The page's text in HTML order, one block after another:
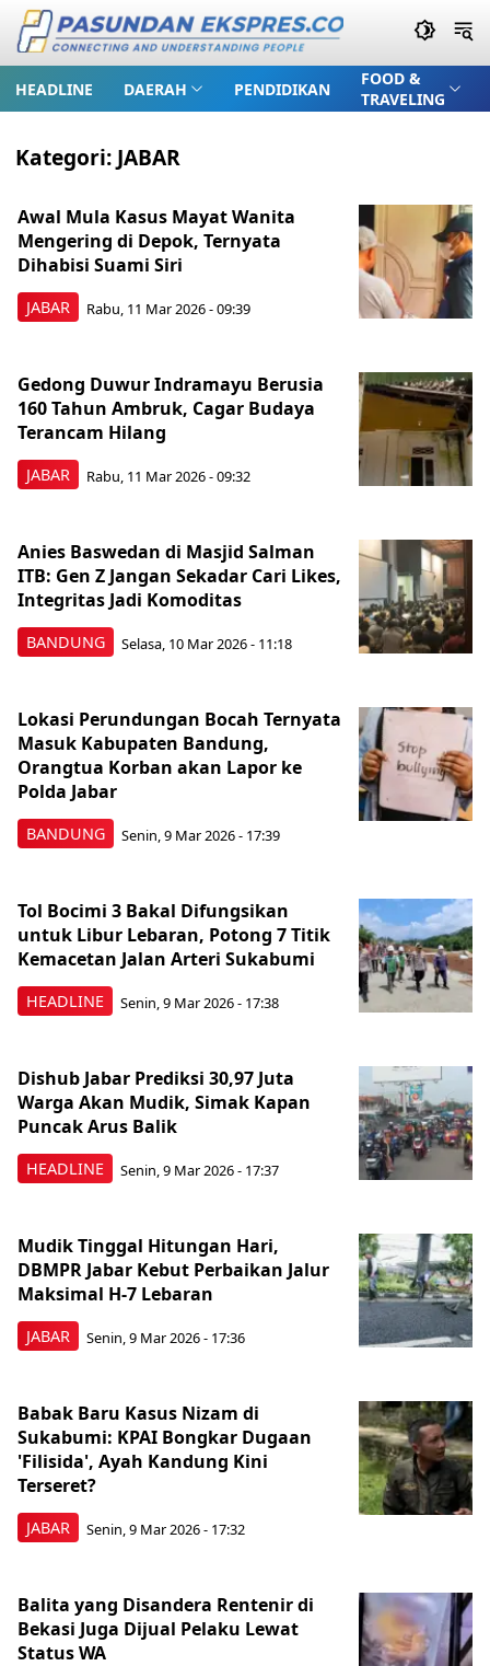
HEADLINE DAERAH PENDIDIKAN
FOOD &
TRAVELING
Kategori: JABAR
JABAR
Awal Mula Kasus Mayat Wanita
Mengering di Depok, Ternyata
Dihabisi Suami Siri
Rabu, 11 Mar 2026 - 09:39
JABAR
Gedong Duwur Indramayu Berusia
160 Tahun Ambruk, Cagar Budaya
Terancam Hilang
Rabu, 11 Mar 2026 - 09:32
BANDUNG
Anies Baswedan di Masjid Salman
ITB: Gen Z Jangan Sekadar Cari Likes,
Integritas Jadi Komoditas
Selasa, 10 Mar 2026 - 11:18
BANDUNG
Lokasi Perundungan Bocah Ternyata
Masuk Kabupaten Bandung,
Orangtua Korban akan Lapor ke
Polda Jabar
Senin, 9 Mar 2026 - 17:39
HEADLINE
Tol Bocimi 3 Bakal Difungsikan
untuk Libur Lebaran, Potong 7 Titik
Kemacetan Jalan Arteri Sukabumi
Senin, 9 Mar 2026 - 17:38
HEADLINE
Dishub Jabar Prediksi 30,97 Juta
Warga Akan Mudik, Simak Kapan
Puncak Arus Balik
Senin, 9 Mar 2026 - 17:37
JABAR
Mudik Tinggal Hitungan Hari,
DBMPR Jabar Kebut Perbaikan Jalur
Maksimal H-7 Lebaran
Senin, 9 Mar 2026 - 17:36
JABAR
Babak Baru Kasus Nizam di
Sukabumi: KPAI Bongkar Dugaan
'Filisida', Ayah Kandung Kini
Terseret?
Senin, 9 Mar 2026 - 17:32
Balita yang Disandera Rentenir di
Bekasi Juga Dijual Pelaku Lewat
Status WA